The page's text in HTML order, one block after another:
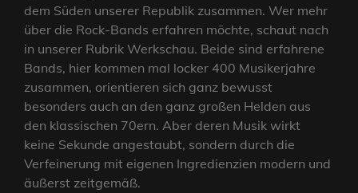
dem Süden unserer Republik zusammen. Wer mehr
über die Rock-Bands erfahren möchte, schaut nach
in unserer Rubrik Werkschau. Beide sind erfahrene
Bands, hier kommen mal locker 400 Musikerjahre
zusammen, orientieren sich ganz bewusst
besonders auch an den ganz großen Helden aus
den klassischen 70ern. Aber deren Musik wirkt
keine Sekunde angestaubt, sondern durch die
Verfeinerung mit eigenen Ingredienzien modern und
äußerst zeitgemäß.